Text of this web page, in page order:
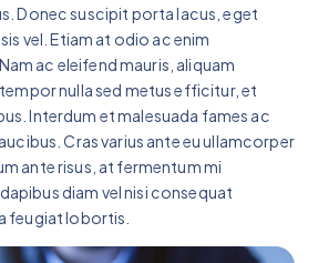
Donec suscipit porta lacus, eget
vel. Etiam at odio ac enim
ac eleifend mauris, aliquam
nulla sed metus efficitur, et
Interdum et malesuada fames ac
Cras varius ante eu ullamcorper
ante risus, at fermentum mi
diam vel nisi consequat
feugiat lobortis.